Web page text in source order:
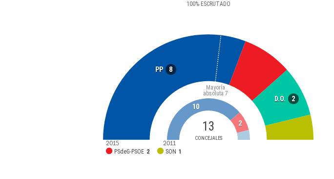
100%ESCRUTADO
PP 8
D.O. 2
13
CONCEJALES
Mayoría
absoluta 7
PSdeG-PSOE 2 SON 1
10
2
2015 2011